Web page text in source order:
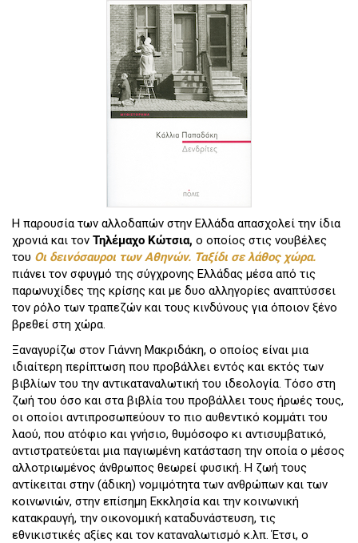
Η παρουσία των αλλοδαπών στην Ελλάδα απασχολεί την ίδια
χρονιά και τον Τηλέμαχο Κώτσια, ο οποίος στις νουβέλες
του Οι δεινόσαυροι των Αθηνών. Ταξίδι σε λάθος χώρα.
πιάνει τον σφυγμό της σύγχρονης Ελλάδας μέσα από τις
παρωνυχίδες της κρίσης και με δυο αλληγορίες αναπτύσσει
τον ρόλο των τραπεζών και τους κινδύνους για όποιον ξένο
βρεθεί στη χώρα.
Ξαναγυρίζω στον Γιάννη Μακριδάκη, ο οποίος είναι μια
ιδιαίτερη περίπτωση που προβάλλει εντός και εκτός των
βιβλίων του την αντικαταναλωτική του ιδεολογία. Τόσο στη
ζωή του όσο και στα βιβλία του προβάλλει τους ήρωές τους,
οι οποίοι αντιπροσωπεύουν το πιο αυθεντικό κομμάτι του
λαού, που ατόφιο και γνήσιο, θυμόσοφο κι αντισυμβατικό,
αντιστρατεύεται μια παγιωμένη κατάσταση την οποία ο μέσος
αλλοτριωμένος άνθρωπος θεωρεί φυσική. Η ζωή τους
αντίκειται στην (άδικη) νομιμότητα των ανθρώπων και των
κοινωνιών, στην επίσημη Εκκλησία και την κοινωνική
κατακραυγή, την οικονομική καταδυνάστευση, τις
εθνικιστικές αξίες και τον καταναλωτισμό κ.λπ. Έτσι, ο